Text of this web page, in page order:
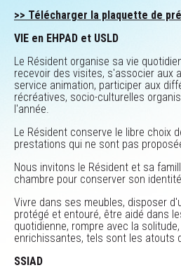
>> Télécharger la plaquette de
VIE en EHPAD et USLD
Le Résident organise sa vie
recevoir des visites, s'associer aux
service animation, participer aux
récréatives, socio-culturelles
l'année.
Le Résident conserve le libre choix
prestations qui ne sont pas
Nous invitons le Résident et sa
chambre pour conserver son
Vivre dans ses meubles, disposer
protégé et entouré, être aidé dans
quotidienne, rompre avec la
enrichissantes, tels sont les atouts
SSIAD